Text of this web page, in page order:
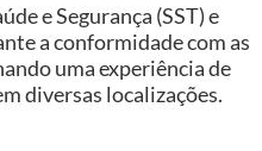
e Segurança (SST) e
a conformidade com as
uma experiência de
diversas localizações.